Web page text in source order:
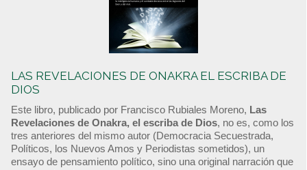
LAS REVELACIONES DE ONAKRA EL ESCRIBA DE
DIOS
Este libro, publicado por Francisco Rubiales Moreno, Las
Revelaciones de Onakra, el escriba de Dios, no es, como los
tres anteriores del mismo autor (Democracia Secuestrada,
Políticos, los Nuevos Amos y Periodistas sometidos), un
ensayo de pensamiento político, sino una original narración que